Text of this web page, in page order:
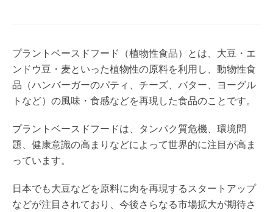
プラントベースドフード（植物性食品）とは、大豆・エ
ンドウ豆・麦といった植物性の原料を利用し、動物性食
品（ハンバーガーのパティ、チーズ、バター、ヨーグル
トなど）の風味・食感などを再現した食品のことです。
プラントベースドフードは、タンパク質危機、環境問
題、健康意識の高まりなどによって世界的に注目が高ま
っています。
日本でも大豆などを原料に肉を再現するスタートアップ
などが注目されており、今後さらなる市場拡大が期待さ